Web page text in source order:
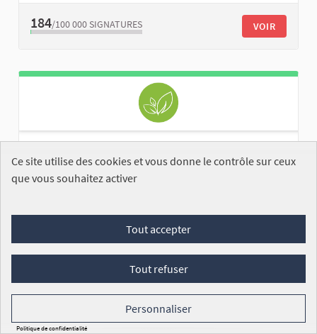
184/100 000 SIGNATURES VOIR
automobiles avant
ENREGISTRÉELa réglementation française sur
l’opacification des vitrages automobiles à l’avant
Commission du développement durable et de
7/100 000SIGNATURES VOIR
Ce site utilise des cookies et vous donne le contrôle sur ceux
que vous souhaitez activer
Tout accepter
Tout refuser
Personnaliser
Politique de confidentialité